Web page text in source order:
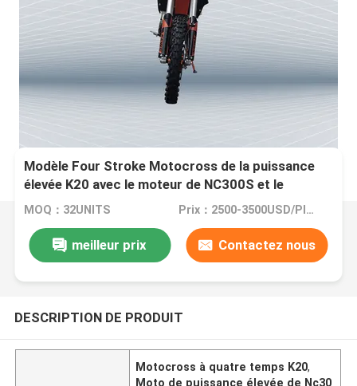
Modèle Four Stroke Motocross de la puissance
élevée K20 avec le moteur de NC300S et le
carburateur de FCR
MOQ：32UNITS Prix：2500-3500USD/PIECE
meilleur prix Contactez nous
DESCRIPTION DE PRODUIT
Motocross à quatre temps K20,
Moto de puissance élevée de Nc30